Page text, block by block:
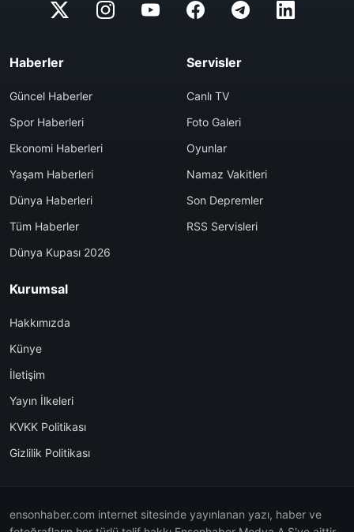
Haberler
Güncel Haberler
Spor Haberleri
Ekonomi Haberleri
Yaşam Haberleri
Dünya Haberleri
Tüm Haberler
Dünya Kupası 2026
Servisler
Canlı TV
Foto Galeri
Oyunlar
Namaz Vakitleri
Son Depremler
RSS Servisleri
Kurumsal
Hakkımızda
Künye
İletişim
Yayın İlkeleri
KVKK Politikası
Gizlilik Politikası
ensonhaber.com internet sitesinde yayınlanan yazı, haber ve